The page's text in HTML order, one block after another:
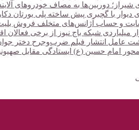
شیراز؛ دوربین‌ها به مصاف خودروهای
دیوار با گچبری پیش ساخته پلی
میلیاردی شبکه باج نیوز از برخی فعالان
عامل انتشار فیلم ضرب‌وجرح دختر
امام حسین (ع) ایستادگی مقابل